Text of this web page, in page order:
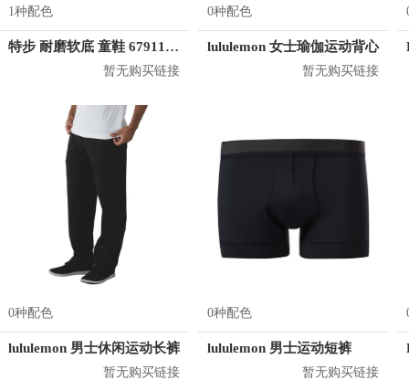
1种配色
特步 耐磨软底 童鞋 679115114039
暂无购买链接
0种配色
lululemon 女士瑜伽运动背心
暂无购买链接
0种配色
lululemon 男士休闲运动长裤
暂无购买链接
0种配色
lululemon 男士运动短裤
暂无购买链接